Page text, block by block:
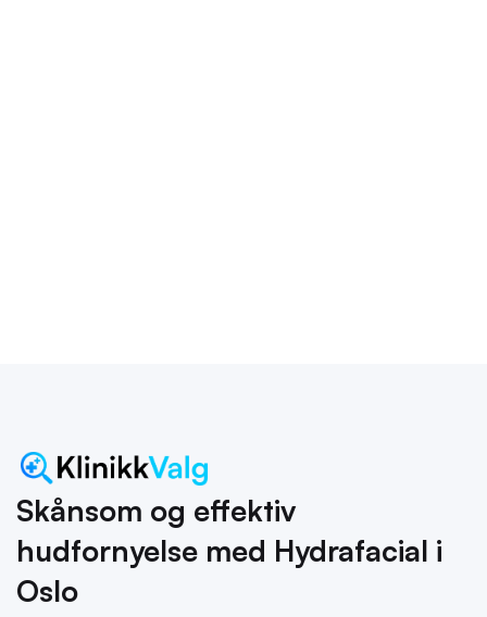
Skånsom og effektiv
hudfornyelse med Hydrafacial i
Oslo